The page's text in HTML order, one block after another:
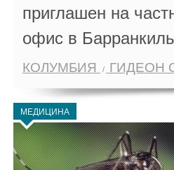
приглашен на
офис в
КОЛУМБИЯ ГИДЕОН
МЕДИЦИНА